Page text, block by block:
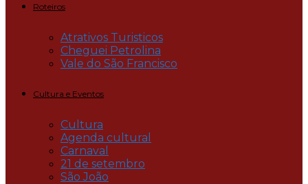
Roteiros
Atrativos Turisticos
Cheguei Petrolina
Vale do São Francisco
Cultura e Eventos
Cultura
Agenda cultural
Carnaval
21 de setembro
São João